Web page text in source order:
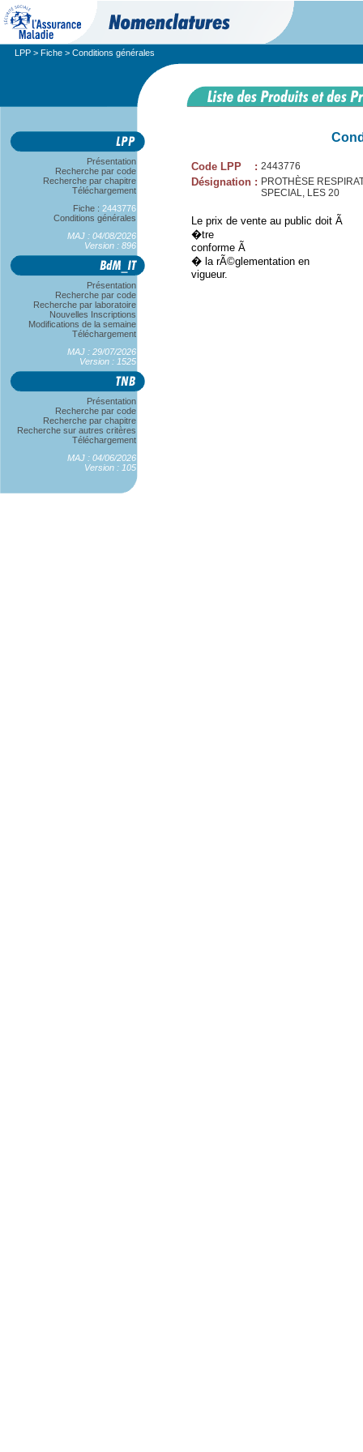
LPP > Fiche > Conditions générales
Présentation
Recherche par code
Recherche par chapitre
Téléchargement
Fiche : 2443776
Conditions générales
MAJ : 04/08/2026
Version : 896
Présentation
Recherche par code
Recherche par laboratoire
Nouvelles Inscriptions
Modifications de la semaine
Téléchargement
MAJ : 29/07/2026
Version : 1525
Présentation
Recherche par code
Recherche par chapitre
Recherche sur autres critères
Téléchargement
MAJ : 04/06/2026
Version : 105
Code LPP : 2443776
Désignation : PROTHÈSE
SPECIAL, LES 20
Le prix de vente au public doit Ã
�tre
conforme Ã
� la rÃ©glementation en
vigueur.